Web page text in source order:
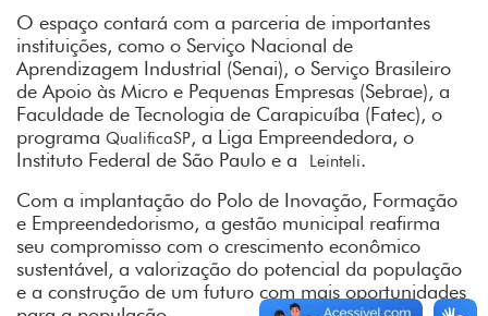
O espaço contará com a parceria de importantes
instituições, como o Serviço Nacional de
Aprendizagem Industrial (Senai), o Serviço Brasileiro
de Apoio às Micro e Pequenas Empresas (Sebrae), a
Faculdade de Tecnologia de Carapicuíba (Fatec), o
programa QualificaSP, a Liga Empreendedora, o
Instituto Federal de São Paulo e a
Leinteli.
Com a implantação do Polo de Inovação, Formação
e Empreendedorismo, a gestão municipal reafirma
seu compromisso com o crescimento econômico
sustentável, a valorização do potencial da população
e a construção de um futuro com mais oportunidades